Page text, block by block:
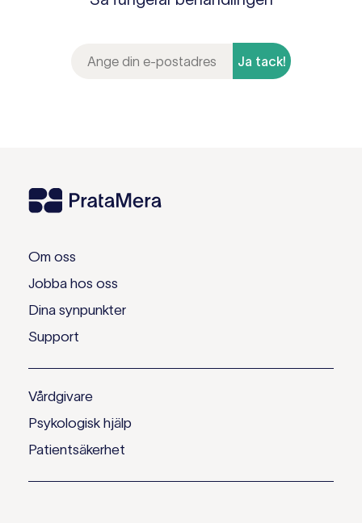
Ja tack!
Om oss
Jobba hos oss
Dina synpunkter
Support
Vårdgivare
Psykologisk hjälp
Patientsäkerhet